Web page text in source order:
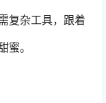
复杂工具，跟着
蜜。